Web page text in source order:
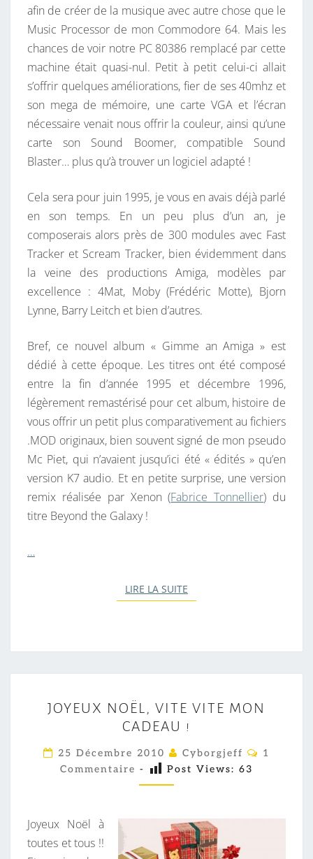
afin de créer de la musique avec autre chose que le
Music Processor de mon Commodore 64. Mais les
chances de voir notre PC 80386 remplacé par cette
machine était quasi-nul. Petit à petit celui-ci allait
s’offrir quelques améliorations, fier de ses 40mhz et
son mega de mémoire, une carte VGA et l’écran
nécessaire venait nous offrir la couleur, ainsi qu’une
carte son Sound Boomer, compatible Sound
Blaster… plus qu’à trouver un logiciel adapté !
Cela sera pour juin 1995, je vous en avais déjà parlé
en son temps. En un peu plus d’un an, je
composerais alors près de 300 modules avec Fast
Tracker et Scream Tracker, bien évidemment dans
la veine des productions Amiga, modèles par
excellence : 4Mat, Moby (Frédéric Motte), Bjorn
Lynne, Barry Leitch et bien d’autres.
Bref, ce nouvel album « Gimme an Amiga » est
dédié à cette époque. Les titres ont été composé
entre la fin d’année 1995 et décembre 1996,
légèrement remastérisé pour cet album, histoire de
vous offrir un petit plus comparativement au fichiers
.MOD originaux, bien souvent signé de mon pseudo
Mc Piet, qui n’avaient jusqu’ici été « édités » qu’en
version K7 audio. Et en petite surprise, une version
remix réalisée par Xenon (Fabrice Tonnellier) du
titre Beyond the Galaxy !
…
LIRE LA SUITE
O
Y
E
U
X
Ë
JOYEUX NOËL, VITE VITE MON
CADEAU !
25 Décembre 2010 Cyborgjeff
C1
Commentaire - Post Views: 63
Joyeux Noël à
toutes et tous !!